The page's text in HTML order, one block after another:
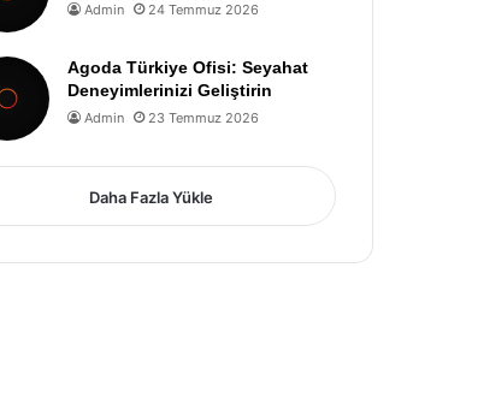
Admin 24 Temmuz 2026
Agoda Türkiye Ofisi: Seyahat
Deneyimlerinizi Geliştirin
Admin 23 Temmuz 2026
Daha Fazla Yükle